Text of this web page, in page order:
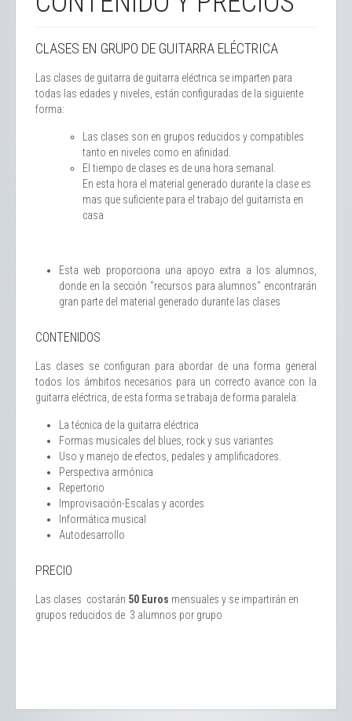
CLASES EN GRUPO DE GUITARRA ELÉCTRICA
Las clases de guitarra de guitarra eléctrica se imparten para
todas las edades y niveles, están configuradas de la siguiente
forma:
Las clases son en grupos reducidos y compatibles
tanto en niveles como en afinidad.
El tiempo de clases es de una hora semanal.
En esta hora el material generado durante la clase es
mas que suficiente para el trabajo del guitarrista en
casa
Esta web proporciona una apoyo extra a los alumnos,
donde en la sección "recursos para alumnos" encontrarán
gran parte del material generado durante las clases
CONTENIDOS
Las clases se configuran para abordar de una forma general
todos los ámbitos necesarios para un correcto avance con la
guitarra eléctrica, de esta forma se trabaja de forma paralela:
La técnica de la guitarra eléctrica
Formas musicales del blues, rock y sus variantes
Uso y manejo de efectos, pedales y amplificadores.
Perspectiva armónica
Repertorio
Improvisación-Escalas y acordes
Informática musical
Autodesarrollo
PRECIO
Las clases costarán 50 Euros mensuales y se impartirán en
grupos reducidos de 3 alumnos por grupo